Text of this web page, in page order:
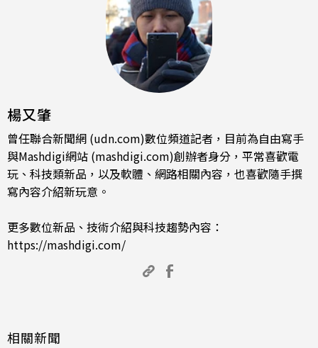
楊又肇
曾任聯合新聞網 (udn.com)數位頻道記者，目前為自由寫手
與Mashdigi網站 (mashdigi.com)創辦者身分，平常喜歡電
玩、科技類新品，以及軟體、網路相關內容，也喜歡隨手撰
寫內容介紹新玩意。
更多數位新品、技術介紹與科技趨勢內容：
https://mashdigi.com/
相關新聞